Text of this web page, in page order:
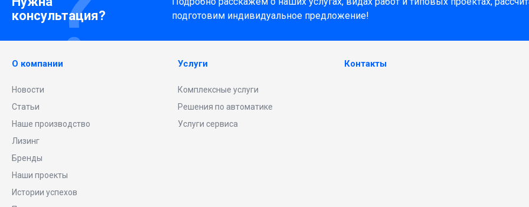
консультация?
подготовим индивидуальное предложение!
О компании
Новости
Статьи
Наше производство
Лизинг
Бренды
Наши проекты
Истории успехов
Услуги
Комплексные услуги
Решения по автоматике
Услуги сервиса
Контакты